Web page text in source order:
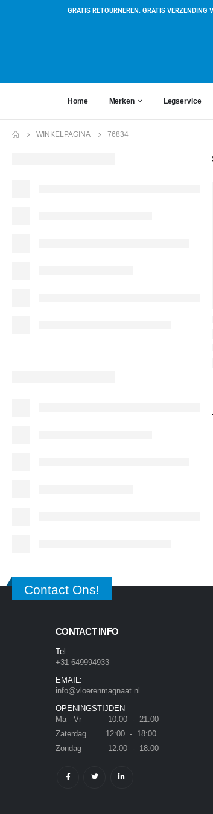
GRATIS RETOURNEREN. GRATIS VERZENDING
Home Merken Legservice
WINKELPAGINA 76834
Contact Ons!
CONTACT INFO
Tel:
+31 649994933
EMAIL:
info@vloerenmagnaat.nl
OPENINGSTIJDEN
Ma - Vr 10:00 - 21:00
Zaterdag 12:00 - 18:00
Zondag 12:00 - 18:00